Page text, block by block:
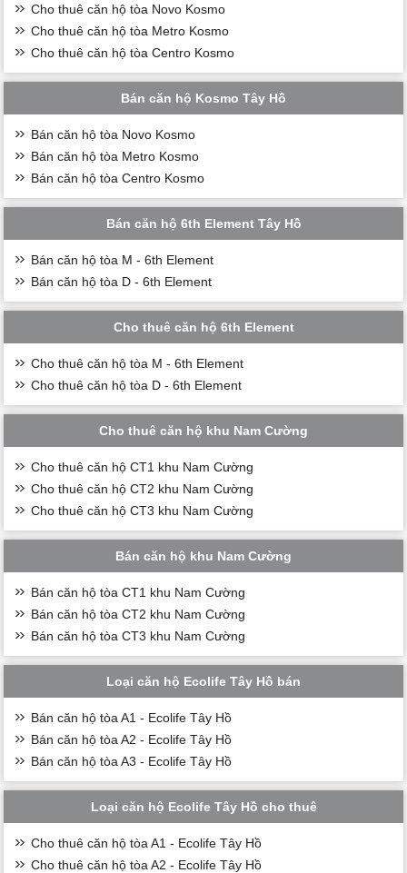
Cho thuê căn hộ tòa Novo Kosmo
Cho thuê căn hộ tòa Metro Kosmo
Cho thuê căn hộ tòa Centro Kosmo
Bán căn hộ Kosmo Tây Hồ
Bán căn hộ tòa Novo Kosmo
Bán căn hộ tòa Metro Kosmo
Bán căn hộ tòa Centro Kosmo
Bán căn hộ 6th Element Tây Hồ
Bán căn hộ tòa M - 6th Element
Bán căn hộ tòa D - 6th Element
Cho thuê căn hộ 6th Element
Cho thuê căn hộ tòa M - 6th Element
Cho thuê căn hộ tòa D - 6th Element
Cho thuê căn hộ khu Nam Cường
Cho thuê căn hộ CT1 khu Nam Cường
Cho thuê căn hộ CT2 khu Nam Cường
Cho thuê căn hộ CT3 khu Nam Cường
Bán căn hộ khu Nam Cường
Bán căn hộ tòa CT1 khu Nam Cường
Bán căn hộ tòa CT2 khu Nam Cường
Bán căn hộ tòa CT3 khu Nam Cường
Loại căn hộ Ecolife Tây Hồ bán
Bán căn hộ tòa A1 - Ecolife Tây Hồ
Bán căn hộ tòa A2 - Ecolife Tây Hồ
Bán căn hộ tòa A3 - Ecolife Tây Hồ
Loại căn hộ Ecolife Tây Hồ cho thuê
Cho thuê căn hộ tòa A1 - Ecolife Tây Hồ
Cho thuê căn hộ tòa A2 - Ecolife Tây Hồ